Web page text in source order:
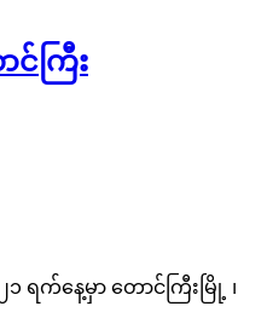
င်ကြီး
ရက်နေ့မှာ တောင်ကြီးမြို့ ၊